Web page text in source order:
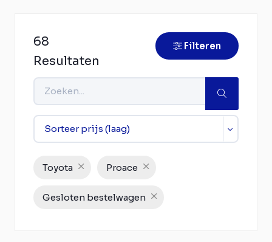
68
Resultaten
Filteren
Toyota Proace
Gesloten bestelwagen